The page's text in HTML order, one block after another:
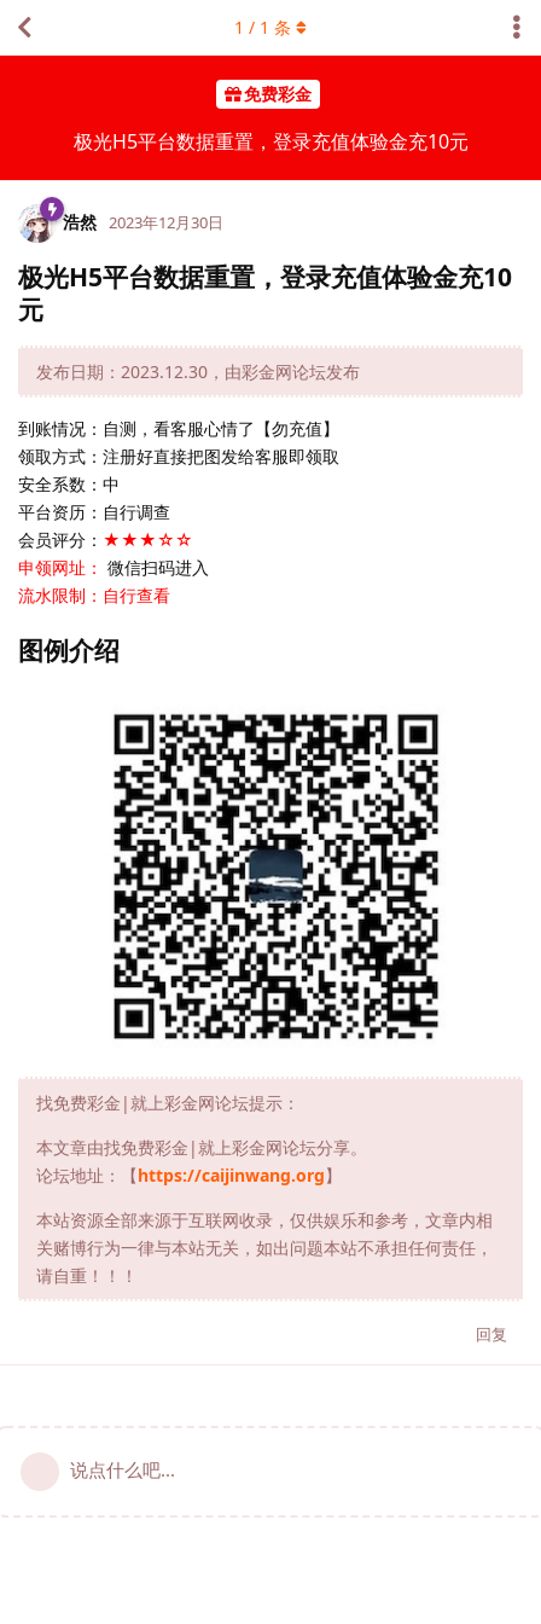
免费彩金
极光H5平台数据重置，登录充值体验金充10元
1 / 1 条
浩然 2023年12月30日
极光H5平台数据重置，登录充值体验金充10
元
发布日期：2023.12.30，由彩金网论坛发布
到账情况：自测，看客服心情了【勿充值】
领取方式：注册好直接把图发给客服即领取
安全系数：中
平台资历：自行调查
会员评分： ★★★☆☆
申领网址： 微信扫码进入
流水限制：自行查看
图例介绍
找免费彩金|就上彩金网论坛提示：
本文章由找免费彩金|就上彩金网论坛分享。
论坛地址：【https://caijinwang.org】
本站资源全部来源于互联网收录，仅供娱乐和参考，文章内相
关赌博行为一律与本站无关，如出问题本站不承担任何责任，
请自重！！！
回复
说点什么吧...